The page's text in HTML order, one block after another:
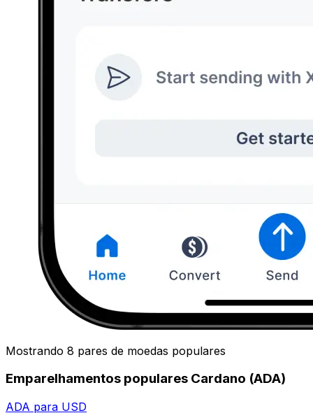
Mostrando 8 pares de moedas populares
Emparelhamentos populares Cardano (ADA)
ADA para USD